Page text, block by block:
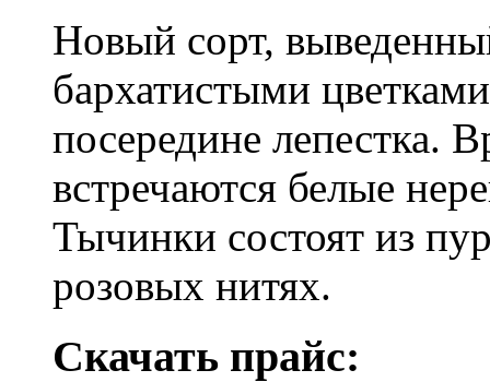
Новый сорт,
бархатистыми
посередине лепестка.
встречаются белые
Тычинки состоят из
розовых нитях.
Скачать прайс: